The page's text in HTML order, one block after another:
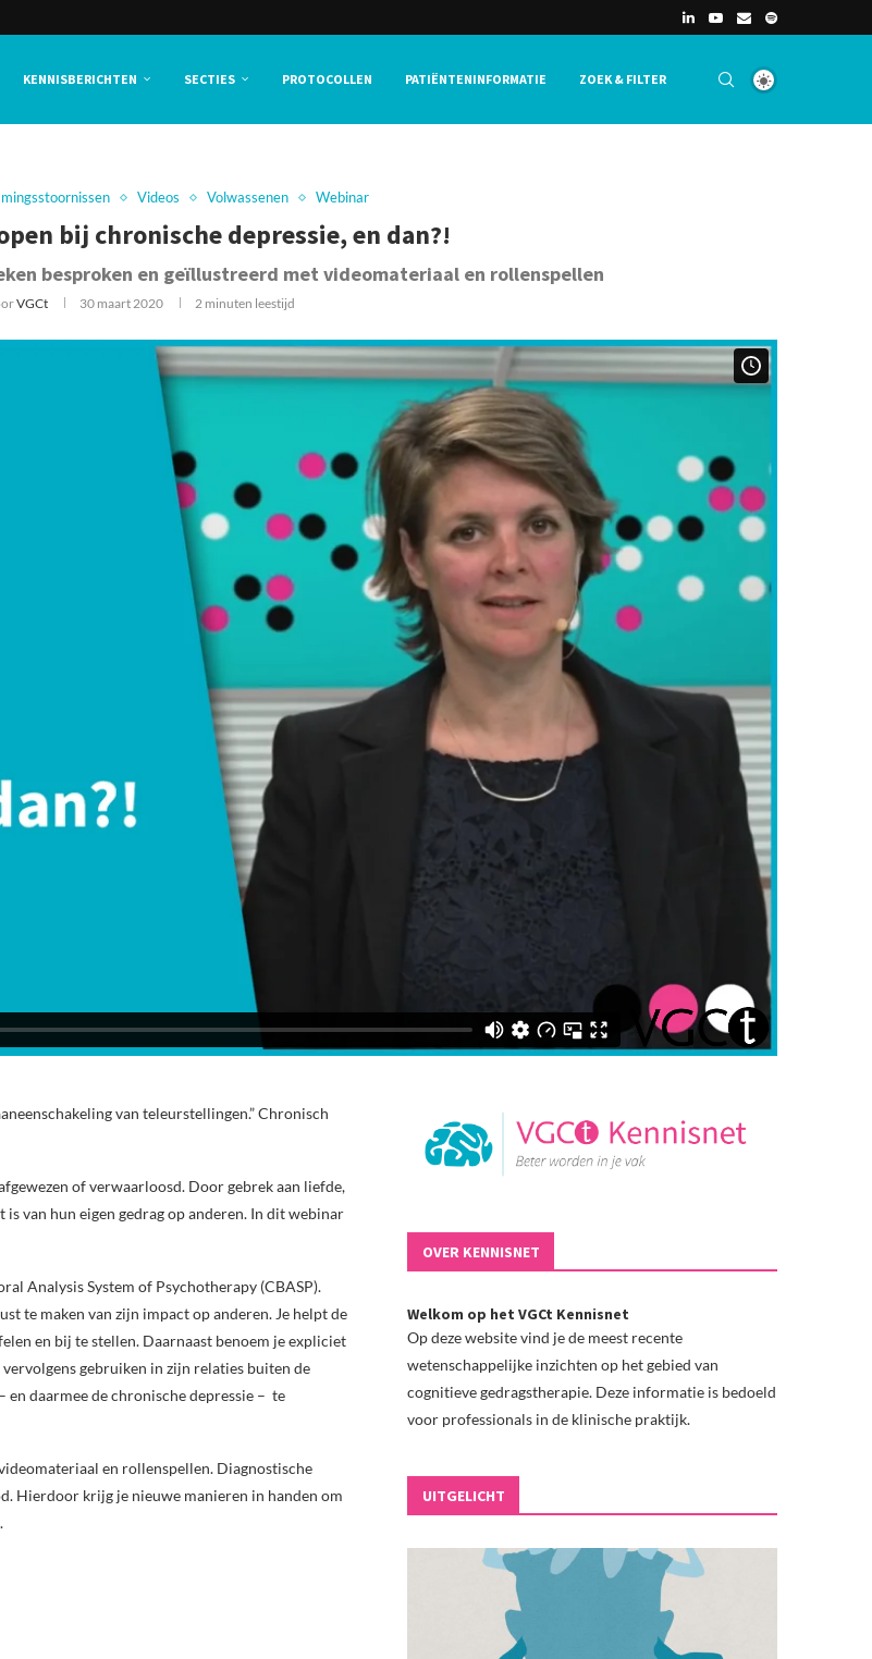
KENNISBERICHTEN SECTIES PROTOCOLLEN PATIËNTENINFORMATIE ZOEK & FILTER
Videos Volwassenen Webinar
bij chronische depressie, en dan?!
besproken en geïllustreerd met videomateriaal en rollenspellen
VGCt 30 maart 2020 2 minuten leestijd
van teleurstellingen.” Chronisch
of verwaarloosd. Door gebrek aan liefde,
van hun eigen gedrag op anderen. In dit webinar
Analysis System of Psychotherapy (CBASP).
te maken van zijn impact op anderen. Je helpt de
en bij te stellen. Daarnaast benoem je expliciet
gebruiken in zijn relaties buiten de
daarmee de chronische depressie – te
en rollenspellen. Diagnostische
Hierdoor krijg je nieuwe manieren in handen om
OVER KENNISNET
Welkom op het VGCt Kennisnet
Op deze website vind je de meest recente
wetenschappelijke inzichten op het gebied van
cognitieve gedragstherapie. Deze informatie is bedoeld
voor professionals in de klinische praktijk.
UITGELICHT